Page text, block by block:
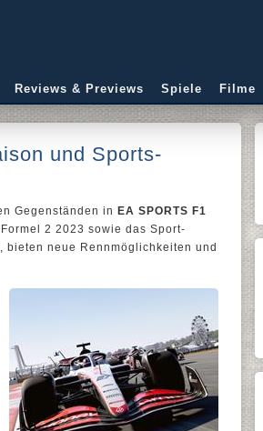
Reviews & Previews Spiele Filme
und Sports-
Gegenständen in EA SPORTS F1
2 2023 sowie das Sport-
neue Rennmöglichkeiten und